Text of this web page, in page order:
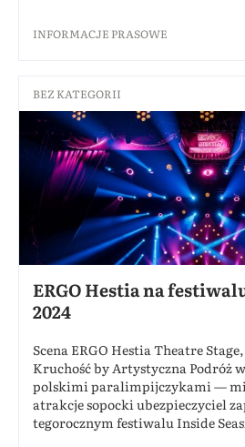
INFORMACJE PRASOWE
BEZ KATEGORII
ERGO Hestia na
2024
Scena ERGO Hestia Theatre
Kruchość by Artystyczna Podróż
polskimi paralimpijczykami —
atrakcje sopocki ubezpieczyciel
tegorocznym festiwalu Inside